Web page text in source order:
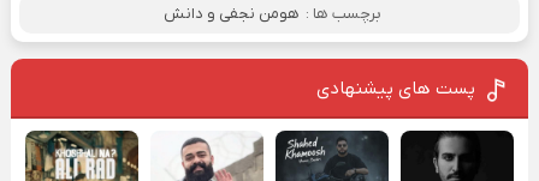
برچسب ها : هومن نجفی و دانش
پست های پیشنهادی